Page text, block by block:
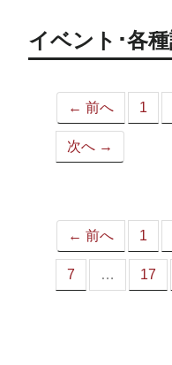
イベント･各
← 前へ 1
次へ →
← 前へ 1
7 … 17